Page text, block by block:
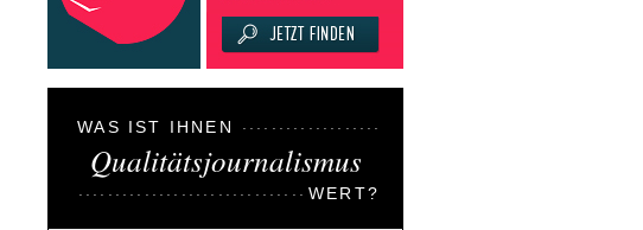
WAS IST IHNEN
Qualitätsjournalismus
WERT?